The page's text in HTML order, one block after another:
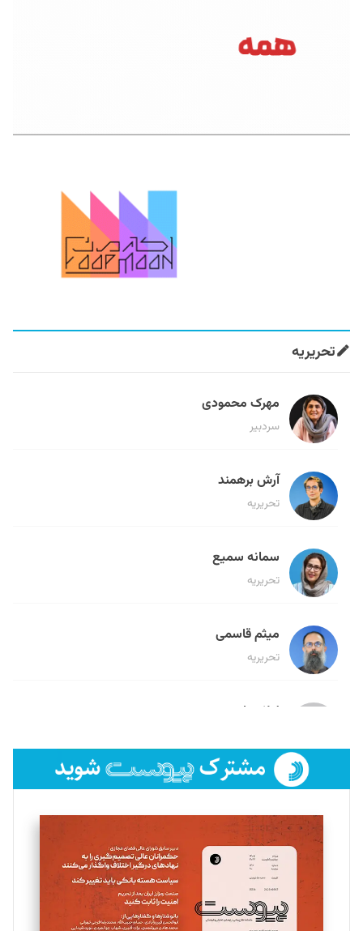
تحریریه
مهرک محمودی
سردبیر
آرش برهمند
تحریریه
سمانه سمیع
تحریریه
میثم قاسمی
تحریریه
لیلا حنارود
فائزه فتحی رستمی
تحریریه
سروش کرمیان
تحریریه